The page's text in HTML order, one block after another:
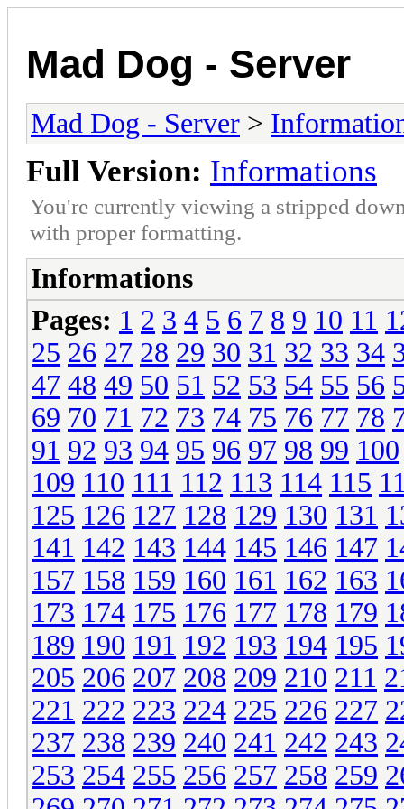
Mad Dog - Server
Mad Dog - Server >
Full Version: Informations
You're currently viewing a stripped
with proper formatting.
Informations
Pages: 1 2 3 4 5 6 7 8 9 10 11
25 26 27 28 29 30 31 32 33 34
47 48 49 50 51 52 53 54 55 56
69 70 71 72 73 74 75 76 77 78
91 92 93 94 95 96 97 98 99 100
109 110 111 112 113 114 115
125 126 127 128 129 130 131
141 142 143 144 145 146 147
157 158 159 160 161 162 163
173 174 175 176 177 178 179
189 190 191 192 193 194 195
205 206 207 208 209 210 211
221 222 223 224 225 226 227
237 238 239 240 241 242 243
253 254 255 256 257 258 259